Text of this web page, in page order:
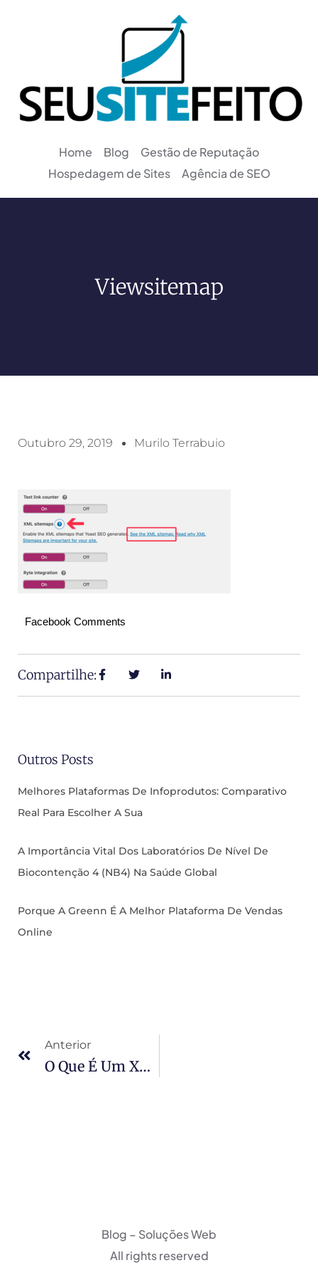
Home Blog
Gestão de Reputação
Hospedagem de Sites
Agência de SEO
Viewsitemap
Outubro 29, 2019 Murilo Terrabuio
Facebook Comments
Compartilhe:
Outros Posts
Melhores Plataformas De Infoprodutos: Comparativo
Real Para Escolher A Sua
A Importância Vital Dos Laboratórios De Nível De
Biocontenção 4 (NB4) Na Saúde Global
Porque A Greenn É A Melhor Plataforma De Vendas
Online
Anterior
O Que É Um XML Sitemap? E Como Fazer Um Sitemap Em WordPress?
Blog – Soluções Web
All rights reserved